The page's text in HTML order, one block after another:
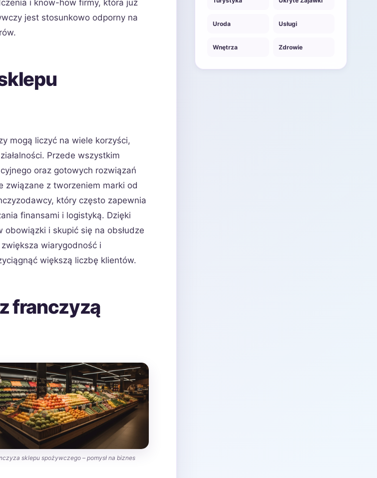
i know-how firmy, która już
jest stosunkowo odporny na
mogą liczyć na wiele korzyści,
Przede wszystkim
oraz gotowych rozwiązań
związane z tworzeniem marki od
który często zapewnia
finansami i logistyką. Dzięki
i skupić się na obsłudze
wiarygodność i
większą liczbę klientów.
franczyzą
sklepu spożywczego – pomysł na biznes
Uroda Usługi
Wnętrza Zdrowie